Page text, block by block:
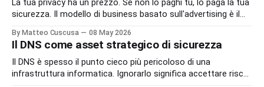
La tua privacy ha un prezzo. Se non lo paghi tu, lo paga la tua
sicurezza. Il modello di business basato sull'advertising è il
motore di ricerca un servizio dove l'utente è il cliente
By Matteo Cuscusa 08 May 2026
Il DNS come asset strategico di sicurezza
Il DNS è spesso il punto cieco più pericoloso di una
infrastruttura informatica. Ignorarlo significa accettare rischi